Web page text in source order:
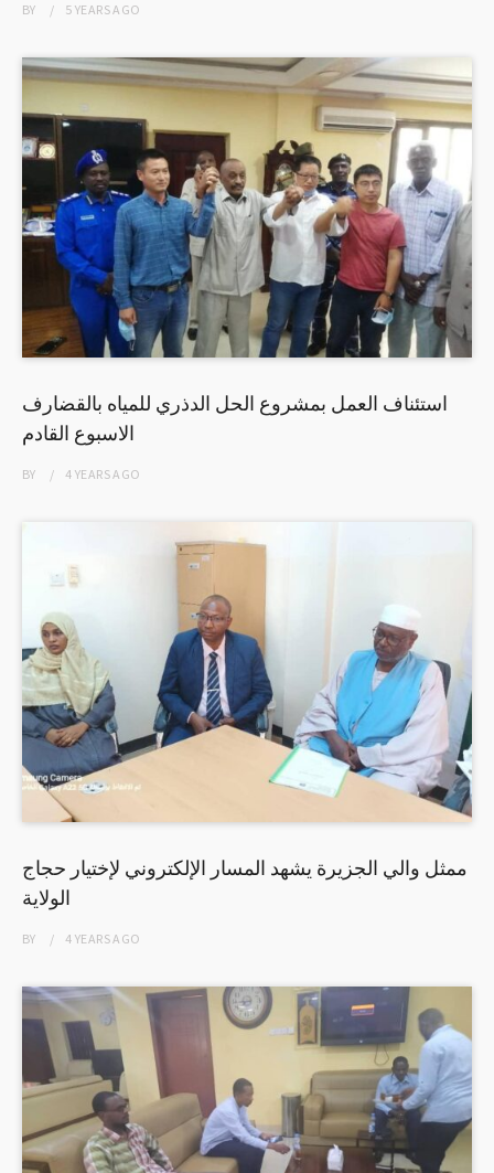
BY 5 YEARSAGO
استئناف العمل بمشروع الحل الدذري للمياه بالقضارف
الاسبوع القادم
BY 4 YEARSAGO
ممثل والي الجزيرة يشهد المسار الإلكتروني لإختيار حجاج
الولاية
BY 4 YEARSAGO